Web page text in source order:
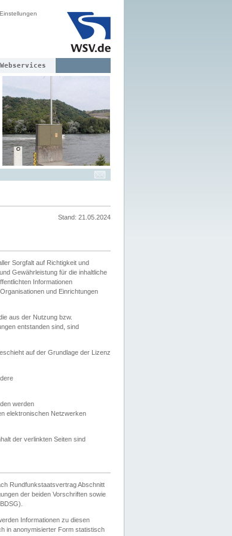
Einstellungen
Webservices
Stand: 21.05.2024
Sorgfalt auf Richtigkeit und
Gewährleistung für die inhaltliche
Informationen
und Einrichtungen
aus der Nutzung bzw.
entstanden sind, sind
auf der Grundlage der Lizenz
werden
elektronischen Netzwerken
der verlinkten Seiten sind
Rundfunkstaatsvertrag Abschnitt
der beiden Vorschriften sowie
Informationen zu diesen
in anonymisierter Form statistisch